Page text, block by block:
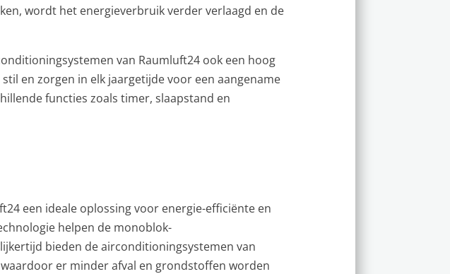
wordt het energieverbruik verder verlaagd en de
van Raumluft24 ook een hoog
en zorgen in elk jaargetijde voor een aangename
functies zoals timer, slaapstand en
een ideale oplossing voor energie-efficiënte en
helpen de monoblok-
bieden de airconditioningsystemen van
er minder afval en grondstoffen worden